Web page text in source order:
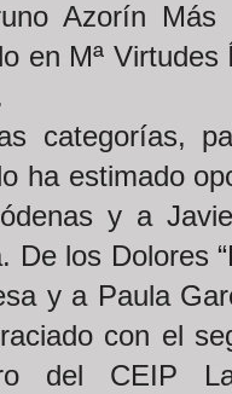
Azorín
en Mª
categorías,
ha estimado
y a
De los Dolores
y a Paula
con el
del CEIP